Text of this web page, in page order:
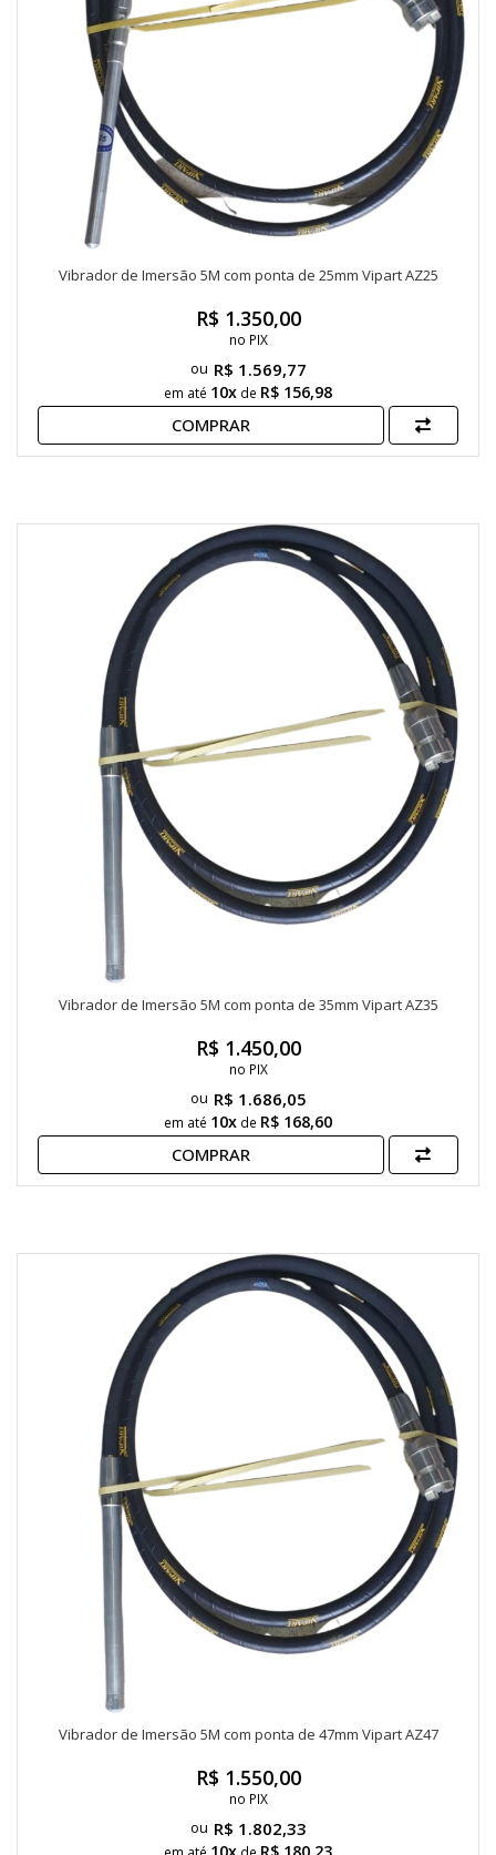
Vibrador de Imersão 5M com ponta de 25mm Vipart AZ25
R$ 1.569,77
em até 10x de R$ 156,98
R$ 1.350,00
no PIX
COMPRAR
Vibrador de Imersão 5M com ponta de 35mm Vipart AZ35
R$ 1.686,05
em até 10x de R$ 168,60
R$ 1.450,00
no PIX
COMPRAR
Vibrador de Imersão 5M com ponta de 47mm Vipart AZ47
R$ 1.802,33
em até 10x de R$ 180,23
R$ 1.550,00
no PIX